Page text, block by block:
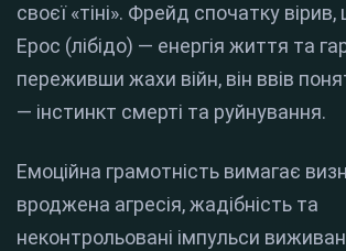
своєї «тіні». Фрейд спочатку
Ерос (лібідо) — енергія життя та
переживши жахи війн, він ввів
— інстинкт смерті та руйнування.
Емоційна грамотність вимагає
вроджена агресія, жадібність та
неконтрольовані імпульси